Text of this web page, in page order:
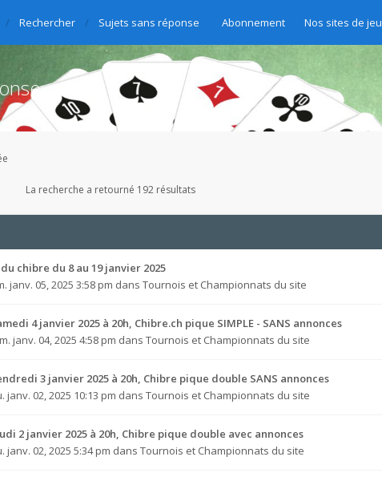
Abonnement Nos sites de jeu
Rechercher Sujets sans réponse
La recherche a retourné 192 résultats
chibre du 8 au 19 janvier 2025
janv. 05, 2025 3:58 pm dans Tournois et Championnats du site
4 janvier 2025 à 20h, Chibre.ch pique SIMPLE - SANS annonces
janv. 04, 2025 4:58 pm dans Tournois et Championnats du site
3 janvier 2025 à 20h, Chibre pique double SANS annonces
janv. 02, 2025 10:13 pm dans Tournois et Championnats du site
2 janvier 2025 à 20h, Chibre pique double avec annonces
janv. 02, 2025 5:34 pm dans Tournois et Championnats du site